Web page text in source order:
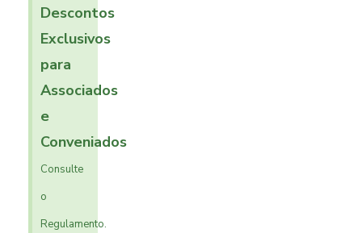
Descontos
Exclusivos
para
Associados
e
Conveniados
Consulte
o
Regulamento.